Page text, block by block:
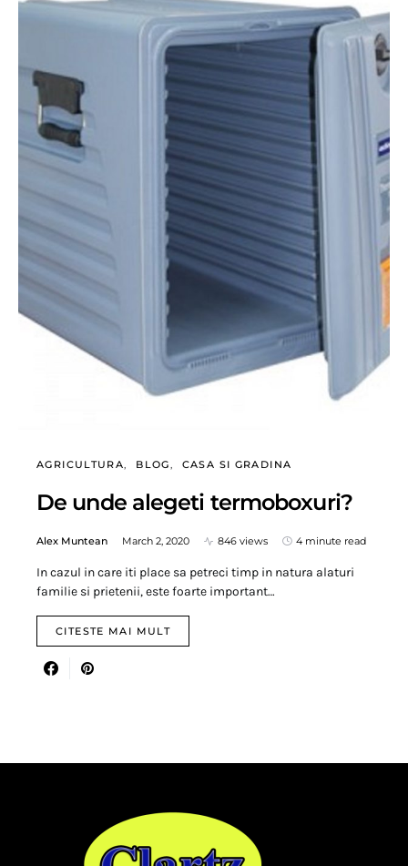
AGRICULTURA BLOG CASA SI GRADINA
De unde alegeti termoboxuri?
Alex Muntean March 2, 2020 846 views 4 minute read
In cazul in care iti place sa petreci timp in natura alaturi
familie si prietenii, este foarte important…
CITESTE MAI MULT